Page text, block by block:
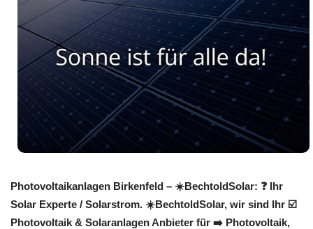
Photovoltaikanlagen Birkenfeld – ☀️BechtoldSolar: ❓️ Ihr
Solar Experte / Solarstrom. ☀️BechtoldSolar, wir sind Ihr ☑️
Photovoltaik & Solaranlagen Anbieter für ➡️ Photovoltaik,